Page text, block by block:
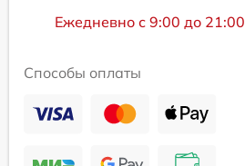
Ежедневно с 9:00 до 21:00
Способы оплаты